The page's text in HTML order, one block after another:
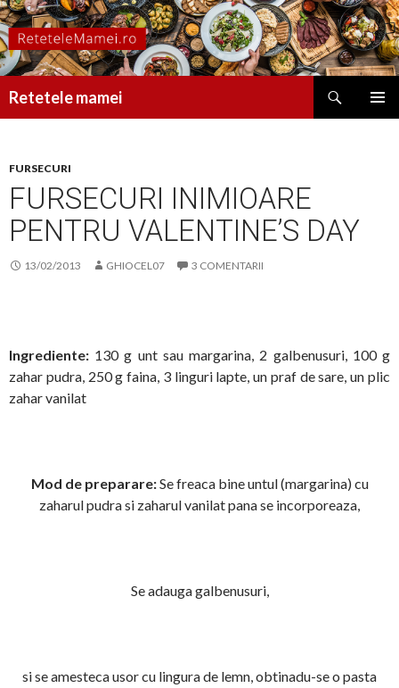
Retetele mamei
FURSECURI
FURSECURI INIMIOARE
PENTRU VALENTINE’S DAY
13/02/2013 GHIOCEL07 3 COMENTARII
Ingrediente: 130 g unt sau margarina, 2 galbenusuri, 100 g
zahar pudra, 250 g faina, 3 linguri lapte, un praf de sare, un plic
zahar vanilat
Mod de preparare:Se freaca bine untul (margarina) cu
zaharul pudra si zaharul vanilat pana se incorporeaza,
Se adauga galbenusuri,
si se amesteca usor cu lingura de lemn, obtinadu-se o pasta